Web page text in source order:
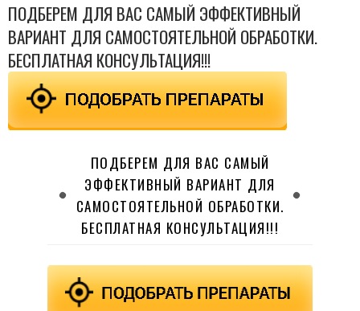
ПОДБЕРЕМ ДЛЯ ВАС САМЫЙ ЭФФЕКТИВНЫЙ
ВАРИАНТ ДЛЯ САМОСТОЯТЕЛЬНОЙ ОБРАБОТКИ.
БЕСПЛАТНАЯ КОНСУЛЬТАЦИЯ!!!
ПОДБЕРЕМ ДЛЯ ВАС САМЫЙ
ЭФФЕКТИВНЫЙ ВАРИАНТ ДЛЯ
САМОСТОЯТЕЛЬНОЙ ОБРАБОТКИ.
БЕСПЛАТНАЯ КОНСУЛЬТАЦИЯ!!!